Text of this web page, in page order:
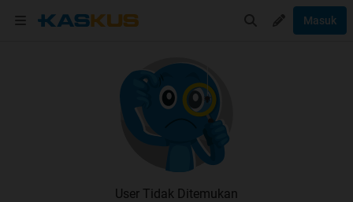
Masuk
User Tidak Ditemukan